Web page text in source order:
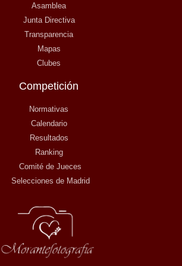
Asamblea
Junta Directiva
Transparencia
Mapas
Clubes
Competición
Normativas
Calendario
Resultados
Ranking
Comité de Jueces
Selecciones de Madrid